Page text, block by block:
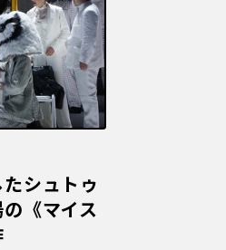
シュトゥ
《マイス